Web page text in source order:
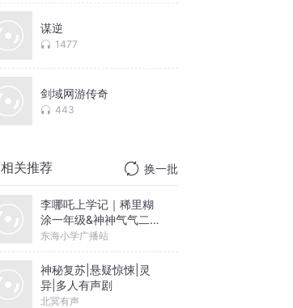
谋逆
1477
剑域网游传奇
443
相关推荐 换一批
李哪吒上学记｜稀里糊
涂一年级&神神气气二年
级
东海小学广播站
神秘复苏|悬疑惊悚|灵
异|多人有声剧
北冥有声